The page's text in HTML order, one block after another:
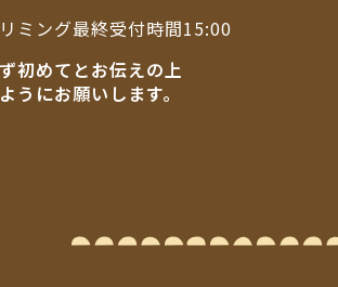
ング最終受付時間15:00
初めてとお伝えの上
うにお願いします。